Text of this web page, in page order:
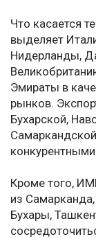
Что касается
выделяет
Нидерланды,
Эмираты в
рынков.
Бухарской,
Кроме того,
из
Бухары,